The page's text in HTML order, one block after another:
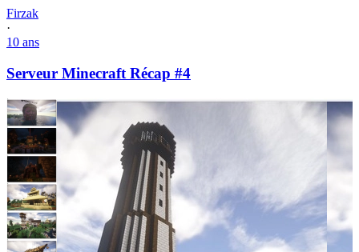
Firzak
·
10 ans
Serveur Minecraft Récap #4